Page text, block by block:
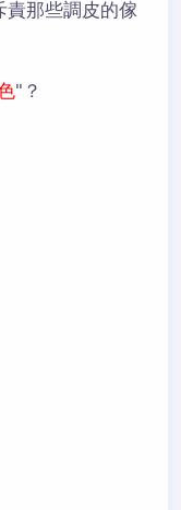
責那些調皮的傢
"？